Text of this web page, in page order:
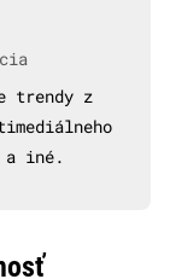
trendy z
a iné.